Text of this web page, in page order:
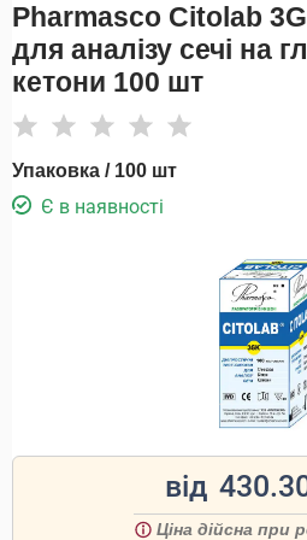
Pharmasco Citolab
для аналізу сечі на
кетони 100 шт
Упаковка / 100 шт
Є в наявності
від
Ціна дійсна при